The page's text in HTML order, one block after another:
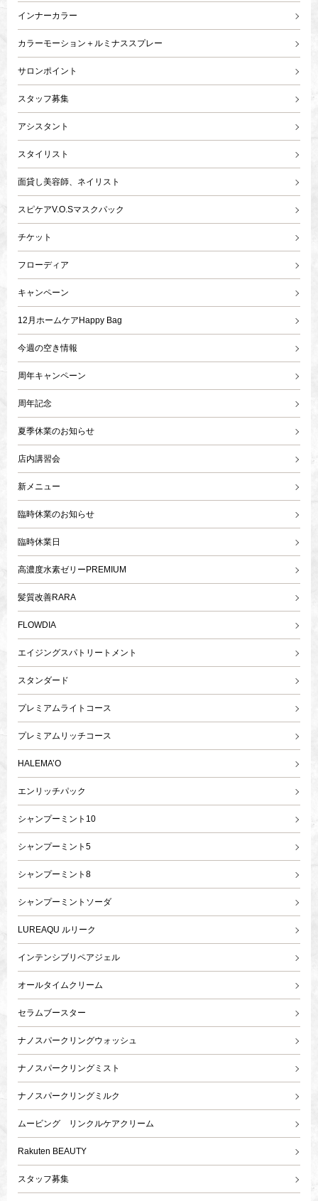
インナーカラー
カラーモーション＋ルミナススプレー
サロンポイント
スタッフ募集
アシスタント
スタイリスト
面貸し美容師、ネイリスト
スピケアV.O.Sマスクパック
チケット
フローディア
キャンペーン
12月ホームケアHappy Bag
今週の空き情報
周年キャンペーン
周年記念
夏季休業のお知らせ
店内講習会
新メニュー
臨時休業のお知らせ
臨時休業日
高濃度水素ゼリーPREMIUM
髪質改善RARA
FLOWDIA
エイジングスパトリートメント
スタンダード
プレミアムライトコース
プレミアムリッチコース
HALEMA’O
エンリッチパック
シャンプーミント10
シャンプーミント5
シャンプーミント8
シャンプーミントソーダ
LUREAQU ルリーク
インテンシブリペアジェル
オールタイムクリーム
セラムブースター
ナノスパークリングウォッシュ
ナノスパークリングミスト
ナノスパークリングミルク
ムービング リンクルケアクリーム
Rakuten BEAUTY
スタッフ募集